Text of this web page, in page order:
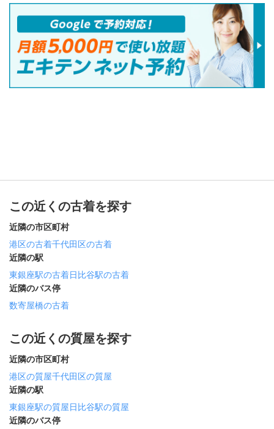
この近くの古着を探す
近隣の市区町村
港区の古着千代田区の古着
近隣の駅
東銀座駅の古着日比谷駅の古着
近隣のバス停
数寄屋橋の古着
この近くの質屋を探す
近隣の市区町村
港区の質屋千代田区の質屋
近隣の駅
東銀座駅の質屋日比谷駅の質屋
近隣のバス停